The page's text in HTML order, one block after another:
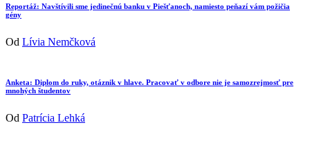
Reportáž: Navštívili sme jedinečnú banku v Piešťanoch, namiesto peňazí vám požičia
gény
Od Lívia Nemčková
Anketa: Diplom do ruky, otáznik v hlave. Pracovať v odbore nie je samozrejmosť pre
mnohých študentov
Od Patrícia Lehká